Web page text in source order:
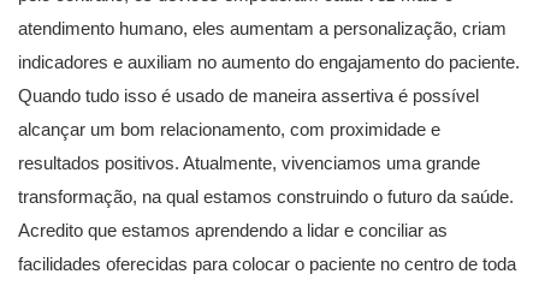
atendimento humano, eles aumentam a personalização, criam
indicadores e auxiliam no aumento do engajamento do paciente.
Quando tudo isso é usado de maneira assertiva é possível
alcançar um bom relacionamento, com proximidade e
resultados positivos. Atualmente, vivenciamos uma grande
transformação, na qual estamos construindo o futuro da saúde.
Acredito que estamos aprendendo a lidar e conciliar as
facilidades oferecidas para colocar o paciente no centro de toda